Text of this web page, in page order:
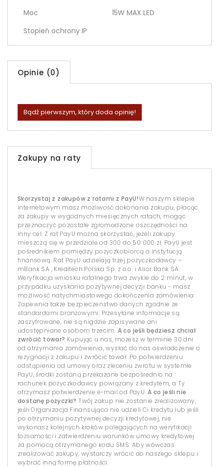
Moc
15W MAX LED
Stopień ochrony IP
Opinie (0)
Bądź pierwszym, który doda opinię!
Zakupy na raty
Skorzystaj z zakupów z ratami z PayU!W naszym sklepie
internetowym masz możliwość dokonania zakupu, płacąc
za zakupy w wygodnych miesięcznych ratach, mogąc
przeznaczyć pozostałe zgromadzone oszczędności na
inny cel. Z rat PayU można skorzystać, jeżeli zakupy
mieszczą się w przedziale od 300 do 50 000 zł. PayU jest
pośrednikiem pomiędzy pożyczkobiorcą a instytucją
finansową. Rat PayU udzielają trzej pożyczkodawcy –
mBank SA , Kreditech Polska Sp. z o.o. i Alior Bank SA.
Weryfikacja wniosku ratalnego trwa zwykle do 2 minut, w
przypadku uzyskania pozytywnej decyzji banku - masz
możliwość natychmiastowego dokończenia zamówienia.
Zapewnia także bezpieczeństwo danych zgodnie ze
standardami branżowymi. Przesyłane informacje są
zaszyfrowane, nie są nigdzie zapisywane ani
udostępniane osobom trzecim. A co jeśli będziesz chciał
zwrócić towar? Kupując u nas, możesz w terminie 30 dni
od otrzymania zamówienia, wysłać do nas oświadczenie o
rezygnacji z zakupu i zwrócić towar. Po potwierdzeniu
odstąpienia od umowy oraz zleceniu zwrotu w systemie
PayU, środki zostaną przekazane bezpośrednio na
rachunek pożyczkodawcy powiązany z kredytem, a Ty
otrzymasz potwierdzenie e-mail od PayU. A co jeśli nie
dostanę pożyczki? Twój zakup nie zostanie zrealizowany,
jeśli Organizacja Finansująca nie udzieli Ci kredytu lub jeśli
po otrzymaniu pozytywnej decyzji kredytowej, nie
wykonasz kolejnych kroków polegających na weryfikacji
tożsamości i zatwierdzeniu warunków umowy kredytowej
za pomocą otrzymanego kodu SMS. Aby wówczas
zrealizować zakupy, wystarczy wrócić do naszego sklepu i
wybrać inną formę płatności.